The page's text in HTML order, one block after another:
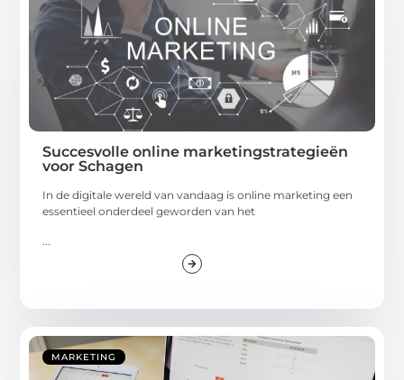
Succesvolle online marketingstrategieën
voor Schagen
In de digitale wereld van vandaag is online marketing een
essentieel onderdeel geworden van het
MARKETING